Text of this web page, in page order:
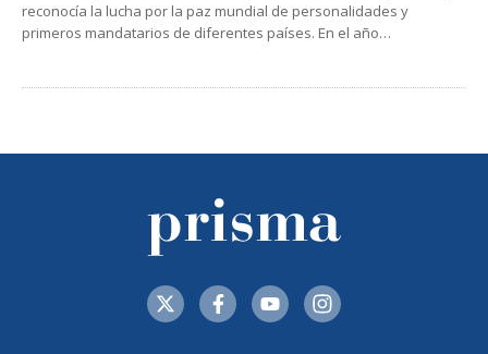
reconocía la lucha por la paz mundial de personalidades y
primeros mandatarios de diferentes países. En el año…